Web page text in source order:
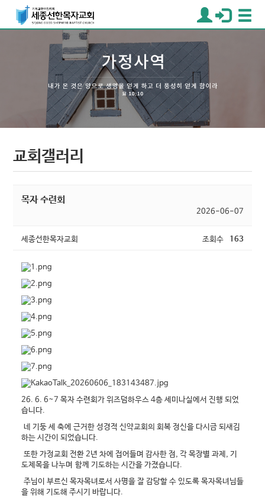
교회갤러리
목자 수련회
2026-06-07
세종선한목자교회 조회수 163
26. 6. 6~7 목자 수련회가 위즈덤하우스 4층 세미나실에서 진행 되었
습니다.
네 기둥 세 축에 근거한 성경적 신약교회의 회복 정신을 다시금 되새김
하는 시간이 되었습니다.
또한 가정교회 전환 2년 차에 접어들며 감사한 점, 각 목장별 과제, 기
도제목을 나누며 함께 기도하는 시간을 가졌습니다.
주님이 부르신 목자목녀로서 사명을 잘 감당할 수 있도록 목자목녀님들
을 위해 기도해 주시기 바랍니다.